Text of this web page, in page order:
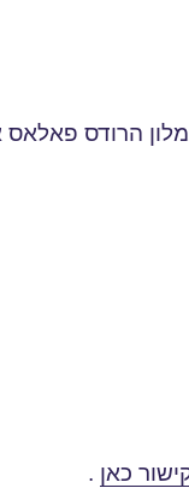
הרודס פאלאס
כאן .